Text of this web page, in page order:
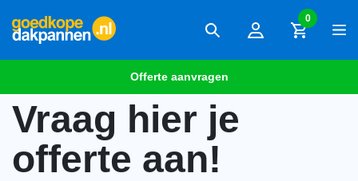
0
Offerte aanvragen
Vraag hier je
offerte aan!